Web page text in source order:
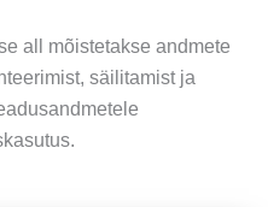
all mõistetakse andmete
säilitamist ja